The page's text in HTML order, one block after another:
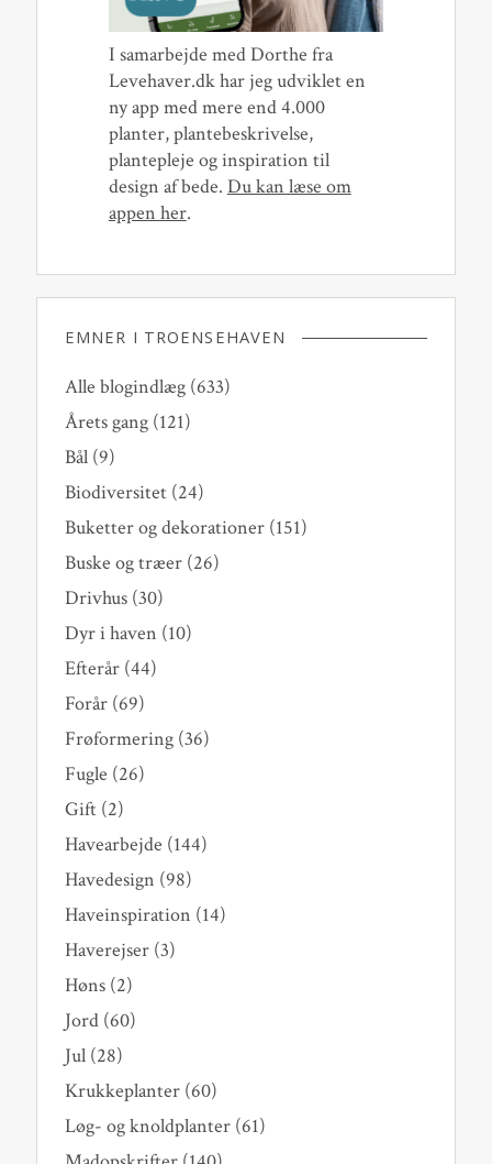
I samarbejde med Dorthe fra
Levehaver.dk har jeg udviklet en
ny app med mere end 4.000
planter, plantebeskrivelse,
plantepleje og inspiration til
design af bede. Du kan læse om
appen her.
EMNER I TROENSEHAVEN
Alle blogindlæg(633)
Årets gang(121)
Bål(9)
Biodiversitet(24)
Buketter og dekorationer(151)
Buske og træer(26)
Drivhus(30)
Dyr i haven (10)
Efterår(44)
Forår(69)
Frøformering(36)
Fugle (26)
Gift(2)
Havearbejde (144)
Havedesign (98)
Haveinspiration (14)
Haverejser(3)
Høns(2)
Jord(60)
Jul(28)
Krukkeplanter(60)
Løg- og knoldplanter(61)